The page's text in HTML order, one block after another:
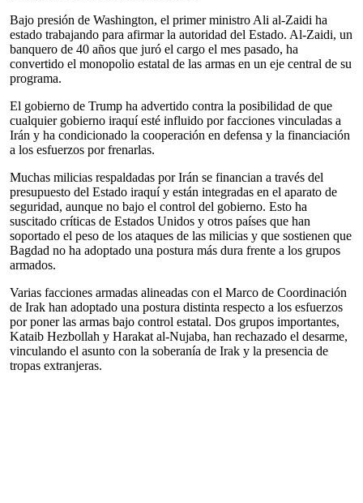
Bajo presión de Washington, el primer ministro Ali al-Zaidi ha
estado trabajando para afirmar la autoridad del Estado. Al-Zaidi, un
banquero de 40 años que juró el cargo el mes pasado, ha
convertido el monopolio estatal de las armas en un eje central de su
programa.
El gobierno de Trump ha advertido contra la posibilidad de que
cualquier gobierno iraquí esté influido por facciones vinculadas a
Irán y ha condicionado la cooperación en defensa y la financiación
a los esfuerzos por frenarlas.
Muchas milicias respaldadas por Irán se financian a través del
presupuesto del Estado iraquí y están integradas en el aparato de
seguridad, aunque no bajo el control del gobierno. Esto ha
suscitado críticas de Estados Unidos y otros países que han
soportado el peso de los ataques de las milicias y que sostienen que
Bagdad no ha adoptado una postura más dura frente a los grupos
armados.
Varias facciones armadas alineadas con el Marco de Coordinación
de Irak han adoptado una postura distinta respecto a los esfuerzos
por poner las armas bajo control estatal. Dos grupos importantes,
Kataib Hezbollah y Harakat al-Nujaba, han rechazado el desarme,
vinculando el asunto con la soberanía de Irak y la presencia de
tropas extranjeras.